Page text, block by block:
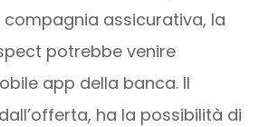
compagnia assicurativa, la
potrebbe venire
app della banca. Il
ha la possibilità di